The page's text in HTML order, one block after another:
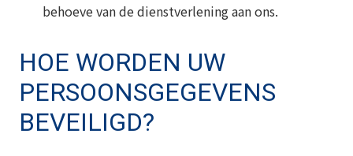
behoeve van de dienstverlening aan ons.
HOE WORDEN UW
PERSOONSGEGEVENS
BEVEILIGD?